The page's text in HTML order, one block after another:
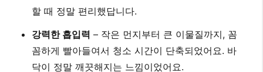
할 때 정말 편리했답니다.
강력한 흡입력 – 작은 먼지부터 큰 이물질까지, 꼼
꼼하게 빨아들여서 청소 시간이 단축되었어요. 바
닥이 정말 깨끗해지는 느낌이었어요.